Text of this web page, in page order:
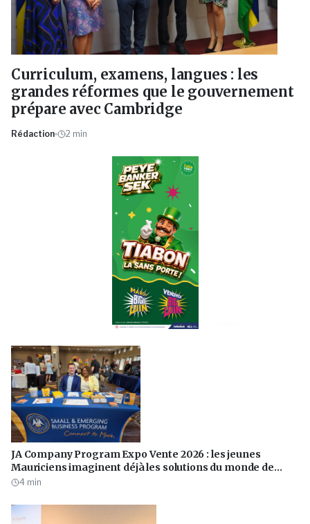
Curriculum, examens, langues : les
grandes réformes que le gouvernement
prépare avec Cambridge
Rédaction 2 min
JA Company Program Expo Vente 2026 : les jeunes
Mauriciens imaginent déjà les solutions du monde de
demain
4 min